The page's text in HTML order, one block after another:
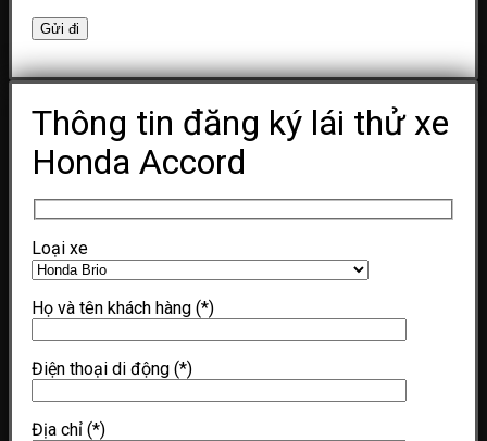
Thông tin đăng ký lái thử xe
Honda Accord
Loại xe
Họ và tên khách hàng (*)
Điện thoại di động (*)
Địa chỉ (*)